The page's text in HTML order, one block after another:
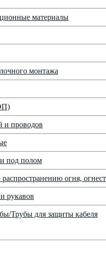
материалы
монтажа
и проводов
под полом
огня,
рукавов
Трубы для защиты кабеля